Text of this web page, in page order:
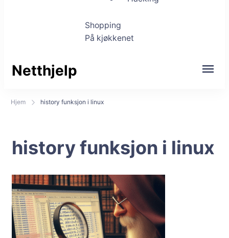
Shopping
På kjøkkenet
Netthjelp
Hjem history funksjon i linux
history funksjon i linux